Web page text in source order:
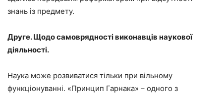
знань із предмету.
Друге. Щодо самоврядності виконавців наукової
діяльності.
Наука може розвиватися тільки при вільному
функціонуванні. «Принцип Гарнака» – одного з